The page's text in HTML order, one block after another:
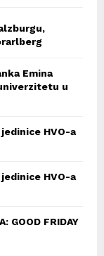
Emina
u
jedinice HVO-a
jedinice HVO-a
GOOD FRIDAY